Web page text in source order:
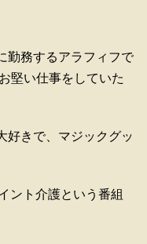
勤務するアラフィフで
堅い仕事をしていた
好きで、マジックグッ
ント介護という番組